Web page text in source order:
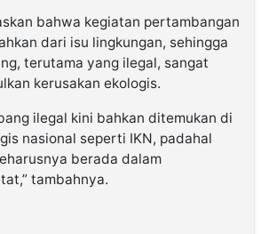
bahwa kegiatan pertambangan
dari isu lingkungan, sehingga
terutama yang ilegal, sangat
kerusakan ekologis.
ilegal kini bahkan ditemukan di
nasional seperti IKN, padahal
berada dalam
tambahnya.